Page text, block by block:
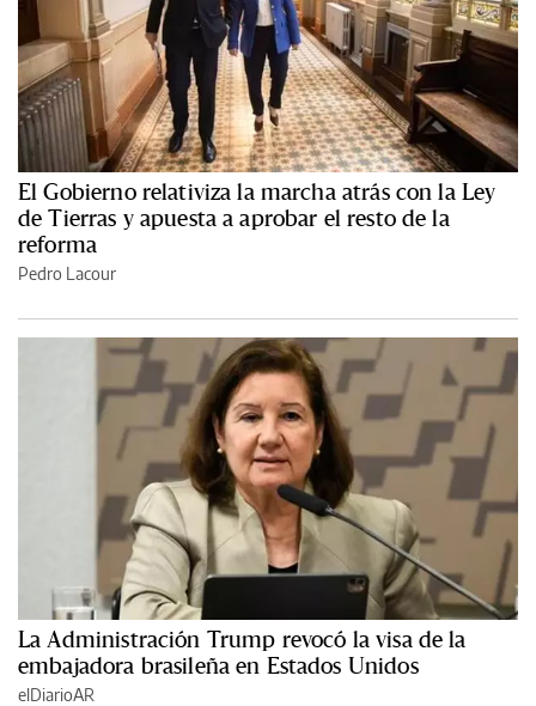
El Gobierno relativiza la marcha atrás con la Ley
de Tierras y apuesta a aprobar el resto de la
reforma
Pedro Lacour
La Administración Trump revocó la visa de la
embajadora brasileña en Estados Unidos
elDiarioAR